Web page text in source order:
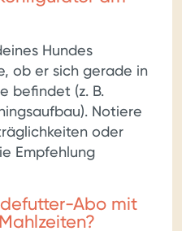
Hundes
ob er sich gerade in
befindet (z. B.
Notiere
oder
Empfehlung
Abo mit